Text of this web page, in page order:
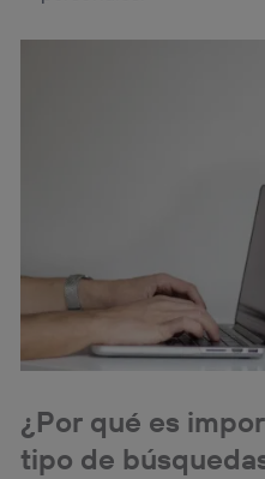
¿Por qué es
tipo de